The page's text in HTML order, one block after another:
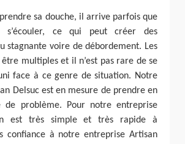
sa douche, il arrive parfois que
s’écouler, ce qui peut créer des
stagnante voire de débordement. Les
être multiples et il n’est pas rare de se
face à ce genre de situation. Notre
Delsuc est en mesure de prendre en
de problème. Pour notre entreprise
est très simple et très rapide à
confiance à notre entreprise Artisan